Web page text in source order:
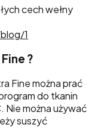
cech wełny
1
?
Fine można prać
do tkanin
można używać
suszyć